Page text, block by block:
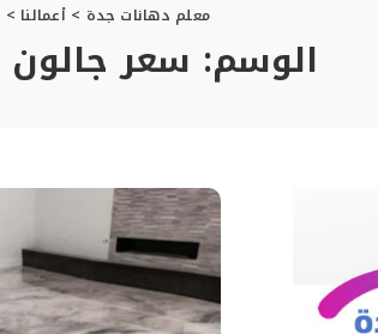
معلم دهانات جدة >أعمالنا >
الوسم: سعر جالون epoxy في السعودية